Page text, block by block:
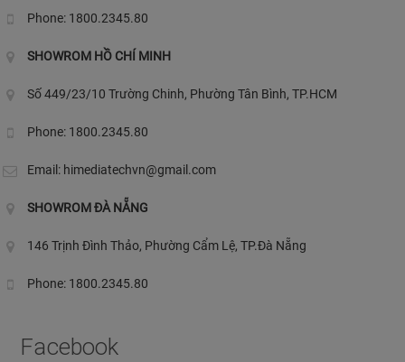
Phone: 1800.2345.80
SHOWROM HỒ CHÍ MINH
Số 449/23/10 Trường Chinh, Phường Tân Bình, TP.HCM
Phone: 1800.2345.80
Email: himediatechvn@gmail.com
SHOWROM ĐÀ NẴNG
146 Trịnh Đình Thảo, Phường Cẩm Lệ, TP.Đà Nẵng
Phone: 1800.2345.80
Facebook